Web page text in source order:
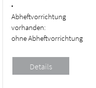
•
Abheftvorrichtung
vorhanden:
ohne Abheftvorrichtung